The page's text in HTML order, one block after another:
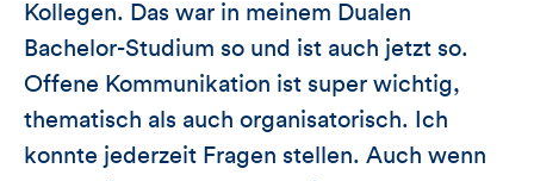
Kollegen. Das war in meinem Dualen
Bachelor-Studium so und ist auch jetzt so.
Offene Kommunikation ist super wichtig,
thematisch als auch organisatorisch. Ich
konnte jederzeit Fragen stellen. Auch wenn